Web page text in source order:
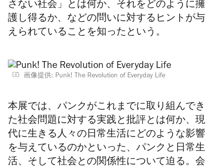
さない社会」とは何か、それをどのように擁
護し得るか、などの問いに対するヒントが与
えられていることを知ったという。
画像提供: Punk! The Revolution of Everyday Life
本展では、パンクがこれまでに取り組んでき
た社会問題に対する実践と批評とは何か、現
代に生きる人々の日常生活にどのような影響
を与えているのかといった、パンクと日常生
活、そして社会との関係性について迫る。会